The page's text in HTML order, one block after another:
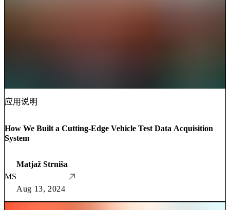
应用说明
How We Built a Cutting-Edge Vehicle Test Data Acquisition
System
MS
Matjaž Strniša
Aug 13, 2024